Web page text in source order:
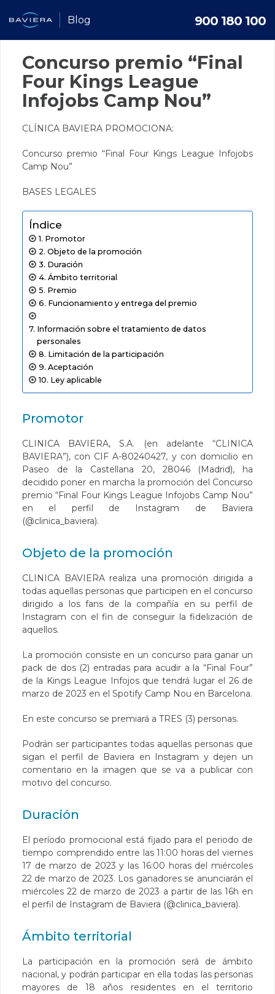
Blog 900 180 100
Concurso premio “Final
Four Kings League
Infojobs Camp Nou”
CLÍNICA BAVIERA PROMOCIONA:
Concurso premio “Final Four Kings League Infojobs
Camp Nou”
BASES LEGALES
Índice
Promotor
Objeto de la promoción
Duración
Ámbito territorial
Premio
Funcionamiento y entrega del premio
Información sobre el tratamiento de datos
personales
Limitación de la participación
Aceptación
Ley aplicable
Promotor
CLINICA BAVIERA, S.A. (en adelante “CLINICA
BAVIERA”), con CIF A-80240427, y con domicilio en
Paseo de la Castellana 20, 28046 (Madrid), ha
decidido poner en marcha la promoción del Concurso
premio “Final Four Kings League Infojobs Camp Nou”
en el perfil de Instagram de Baviera
(@clinica_baviera).
Objeto de la promoción
CLINICA BAVIERA realiza una promoción dirigida a
todas aquellas personas que participen en el concurso
dirigido a los fans de la compañía en su perfil de
Instagram con el fin de conseguir la fidelización de
aquellos.
La promoción consiste en un concurso para ganar un
pack de dos (2) entradas para acudir a la “Final Four”
de la Kings League Infojos que tendrá lugar el 26 de
marzo de 2023 en el Spotify Camp Nou en Barcelona.
En este concurso se premiará a TRES (3) personas.
Podrán ser participantes todas aquellas personas que
sigan el perfil de Baviera en Instagram y dejen un
comentario en la imagen que se va a publicar con
motivo del concurso.
Duración
El período promocional está fijado para el periodo de
tiempo comprendido entre las 11:00 horas del viernes
17 de marzo de 2023 y las 16:00 horas del miércoles
22 de marzo de 2023. Los ganadores se anunciarán el
miércoles 22 de marzo de 2023 a partir de las 16h en
el perfil de Instagram de Baviera (@clinica_baviera).
Ámbito territorial
La participación en la promoción será de ámbito
nacional, y podrán participar en ella todas las personas
mayores de 18 años residentes en el territorio